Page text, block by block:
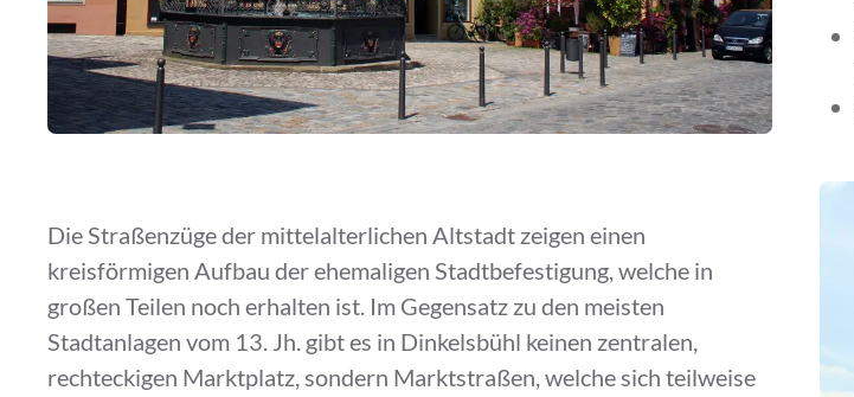
Die Straßenzüge der mittelalterlichen Altstadt zeigen einen
kreisförmigen Aufbau der ehemaligen Stadtbefestigung, welche in
großen Teilen noch erhalten ist. Im Gegensatz zu den meisten
Stadtanlagen vom 13. Jh. gibt es in Dinkelsbühl keinen zentralen,
rechteckigen Marktplatz, sondern Marktstraßen, welche sich teilweise